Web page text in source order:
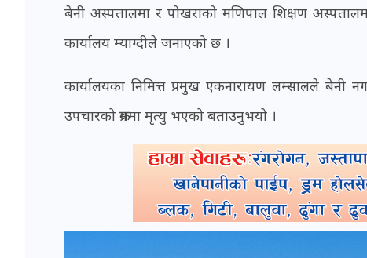
बेनी अस्पतालमा र पोखराको मणिपाल शिक्षण
कार्यालय म्याग्दीले जनाएको छ ।
कार्यालयका निमित्त प्रमुख एकनारायण लम्सालले बेनी
उपचारको क्रममा मृत्यु भएको बताउनुभयो ।